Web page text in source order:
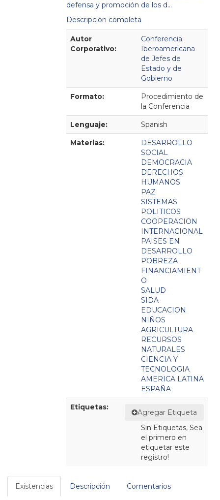
defensa y promoción de los d...
Descripción completa
Detalles Bibliográficos
Autor
Corporativo:
Conferencia
Iberoamericana
de Jefes de
Estado y de
Gobierno
Formato:
Procedimiento de
la Conferencia
Lenguaje: Spanish
Materias:
DESARROLLO
SOCIAL
DEMOCRACIA
DERECHOS
HUMANOS
PAZ
SISTEMAS
POLITICOS
COOPERACION
INTERNACIONAL
PAISES EN
DESARROLLO
POBREZA
FINANCIAMIENT
O
SALUD
SIDA
EDUCACION
NIÑOS
AGRICULTURA
RECURSOS
NATURALES
CIENCIA Y
TECNOLOGIA
AMERICA LATINA
ESPAÑA
Etiquetas:
Agregar Etiqueta
Sin Etiquetas, Sea
el primero en
etiquetar este
registro!
Existencias Descripción Comentarios